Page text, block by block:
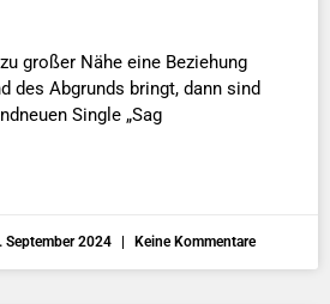
großer Nähe eine Beziehung
des Abgrunds bringt, dann sind
Single „Sag
September 2024 Keine Kommentare